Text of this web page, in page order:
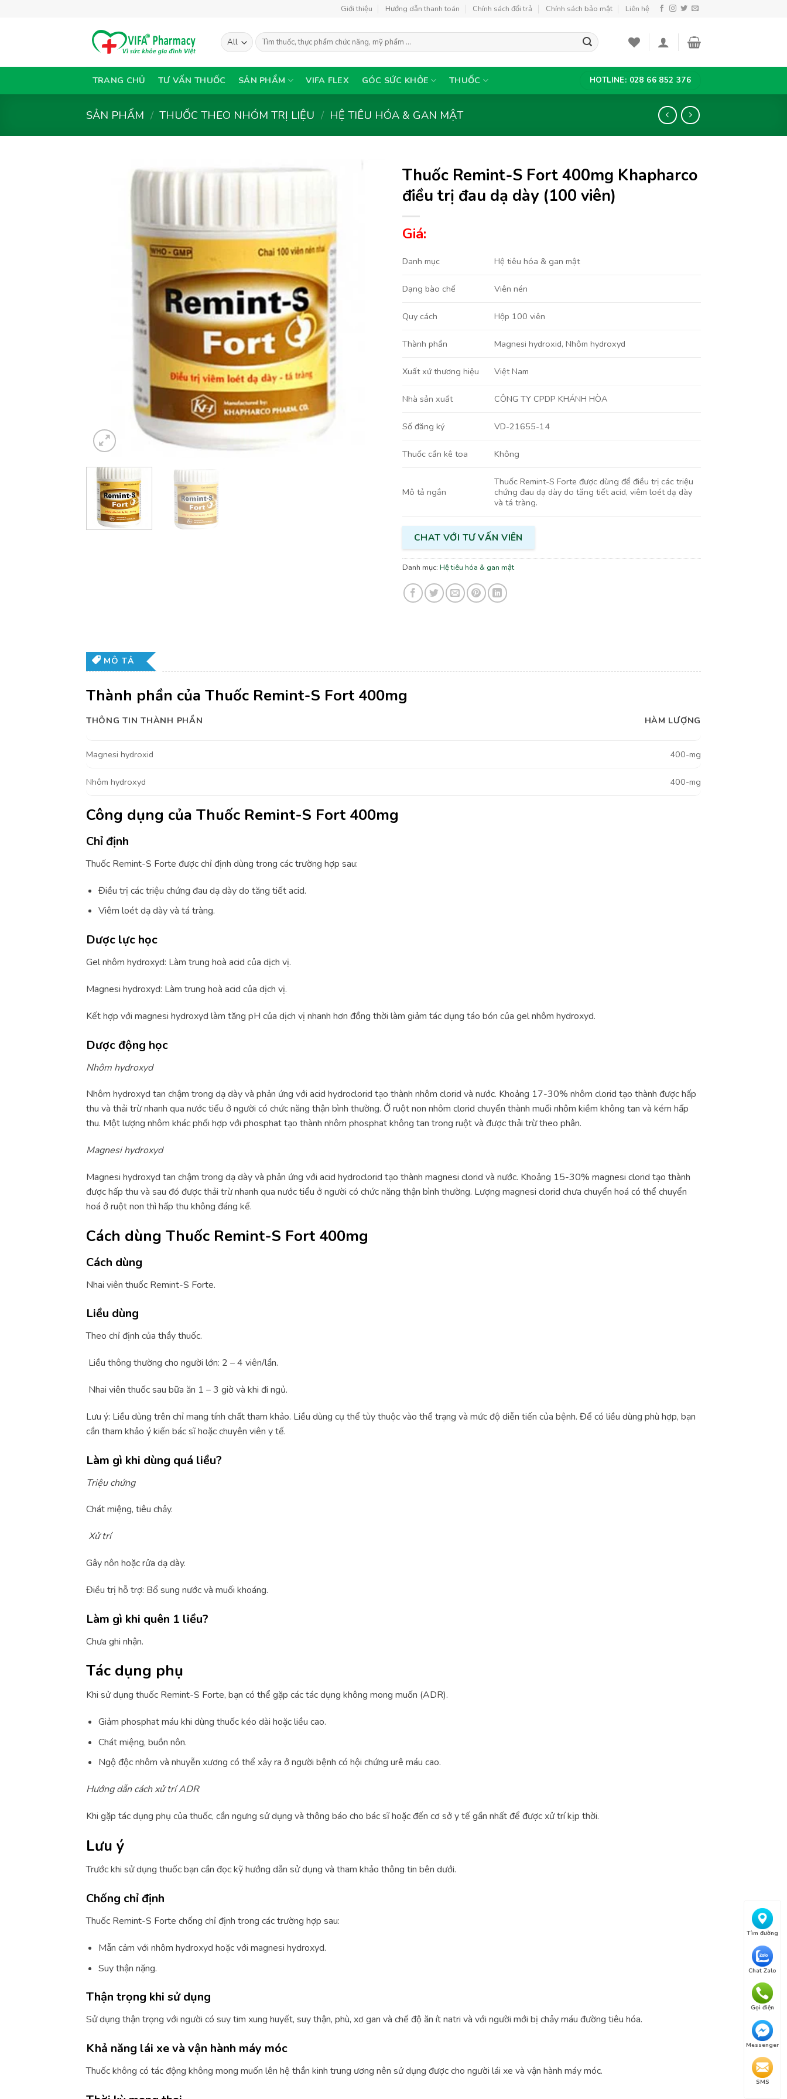
Tìm đường
Chat Zalo
Gọi điện
Messenger
SMS
Giới thiệu Hướng dẫn thanh toán Chính sách đổi trả Chính sách bảo mật Liên hệ
Tìm
kiếm:
TRANG CHỦ TƯ VẤN THUỐC SẢN PHẨM VIFA FLEX GÓC SỨC KHỎE THUỐC HOTLINE: 028 66 852 376
SẢN PHẨM / THUỐC THEO NHÓM TRỊ LIỆU / HỆ TIÊU HÓA & GAN MẬT
Thuốc Remint-S Fort 400mg Khapharco
điều trị đau dạ dày (100 viên)
Giá:
Danh mục Hệ tiêu hóa & gan mật
Dạng bào chế Viên nén
Quy cách Hộp 100 viên
Thành phần Magnesi hydroxid,Nhôm hydroxyd
Xuất xứ thương hiệu Việt Nam
Nhà sản xuất CÔNG TY CPDP KHÁNH HÒA
Số đăng ký VD-21655-14
Thuốc cần kê toa Không
Mô tả ngắn
Thuốc Remint-S Forte được dùng để điều trị các triệu
chứng đau dạ dày do tăng tiết acid, viêm loét dạ dày
và tá tràng.
CHAT VỚI TƯ VẤN VIÊN
Danh mục: Hệ tiêu hóa & gan mật
MÔ TẢ
Thành phần của Thuốc Remint-S Fort 400mg
THÔNG TIN THÀNH PHẦN HÀM LƯỢNG
Magnesi hydroxid 400-mg
Nhôm hydroxyd 400-mg
Công dụng của Thuốc Remint-S Fort 400mg
Chỉ định
Thuốc Remint-S Forte được chỉ định dùng trong các trường hợp sau:
Điều trị các triệu chứng đau dạ dày do tăng tiết acid.
Viêm loét dạ dày và tá tràng.
Dược lực học
Gel nhôm hydroxyd: Làm trung hoà acid của dịch vị.
Magnesi hydroxyd: Làm trung hoà acid của dịch vị.
Kết hợp với magnesi hydroxyd làm tăng pH của dịch vị nhanh hơn đồng thời làm giảm tác dụng táo bón của gel nhôm hydroxyd.
Dược động học
Nhôm hydroxyd
Nhôm hydroxyd tan chậm trong dạ dày và phản ứng với acid hydroclorid tạo thành nhôm clorid và nước. Khoảng 17-30% nhôm clorid tạo thành được hấp
thu và thải trừ nhanh qua nước tiểu ở người có chức năng thận bình thường. Ở ruột non nhôm clorid chuyển thành muối nhôm kiềm không tan và kém hấp
thu. Một lượng nhôm khác phối hợp với phosphat tạo thành nhôm phosphat không tan trong ruột và được thải trừ theo phân.
Magnesi hydroxyd
Magnesi hydroxyd tan chậm trong dạ dày và phản ứng với acid hydroclorid tạo thành magnesi clorid và nước. Khoảng 15-30% magnesi clorid tạo thành
được hấp thu và sau đó được thải trừ nhanh qua nước tiểu ở người có chức năng thận bình thường. Lượng magnesi clorid chưa chuyển hoá có thể chuyển
hoá ở ruột non thì hấp thu không đáng kể.
Cách dùng Thuốc Remint-S Fort 400mg
Cách dùng
Nhai viên thuốc Remint-S Forte.
Liều dùng
Theo chỉ định của thầy thuốc.
Liều thông thường cho người lớn: 2 – 4 viên/lần.
Nhai viên thuốc sau bữa ăn 1 – 3 giờ và khi đi ngủ.
Lưu ý: Liều dùng trên chỉ mang tính chất tham khảo. Liều dùng cụ thể tùy thuộc vào thể trạng và mức độ diễn tiến của bệnh. Để có liều dùng phù hợp, bạn
cần tham khảo ý kiến bác sĩ hoặc chuyên viên y tế.
Làm gì khi dùng quá liều?
Triệu chứng
Chát miệng, tiêu chảy.
Xử trí
Gây nôn hoặc rửa dạ dày.
Điều trị hỗ trợ: Bổ sung nước và muối khoáng.
Làm gì khi quên 1 liều?
Chưa ghi nhận.
Tác dụng phụ
Khi sử dụng thuốc Remint-S Forte, bạn có thể gặp các tác dụng không mong muốn (ADR).
Giảm phosphat máu khi dùng thuốc kéo dài hoặc liều cao.
Chát miệng, buồn nôn.
Ngộ độc nhôm và nhuyễn xương có thể xảy ra ở người bệnh có hội chứng urê máu cao.
Hướng dẫn cách xử trí ADR
Khi gặp tác dụng phụ của thuốc, cần ngưng sử dụng và thông báo cho bác sĩ hoặc đến cơ sở y tế gần nhất để được xử trí kịp thời.
Lưu ý
Trước khi sử dụng thuốc bạn cần đọc kỹ hướng dẫn sử dụng và tham khảo thông tin bên dưới.
Chống chỉ định
Thuốc Remint-S Forte chống chỉ định trong các trường hợp sau:
Mẫn cảm với nhôm hydroxyd hoặc với magnesi hydroxyd.
Suy thận nặng.
Thận trọng khi sử dụng
Sử dụng thận trọng với người có suy tim xung huyết, suy thận, phù, xơ gan và chế độ ăn ít natri và với người mới bị chảy máu đường tiêu hóa.
Khả năng lái xe và vận hành máy móc
Thuốc không có tác động không mong muốn lên hệ thần kinh trung ương nên sử dụng được cho người lái xe và vận hành máy móc.